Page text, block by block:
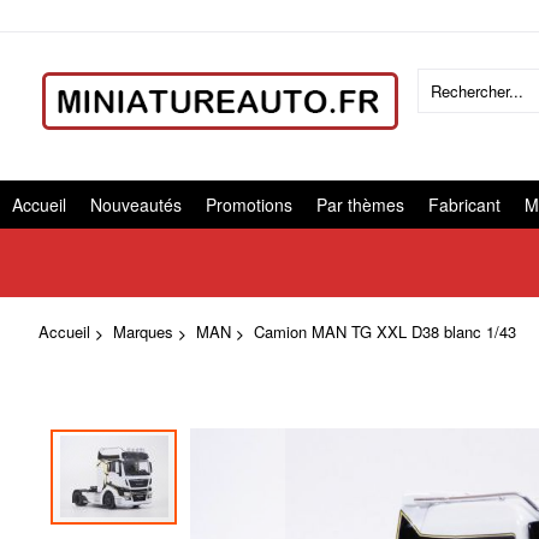
Accueil Nouveautés Promotions Par thèmes Fabricant
Accueil Marques MAN Camion MAN TG XXL D38 blanc 1/43
Skip
end
the